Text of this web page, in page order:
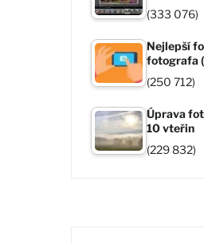
(333 076)
Nejlepší
fotografa
(250 712)
Úprava
10 vteřin
(229 832)